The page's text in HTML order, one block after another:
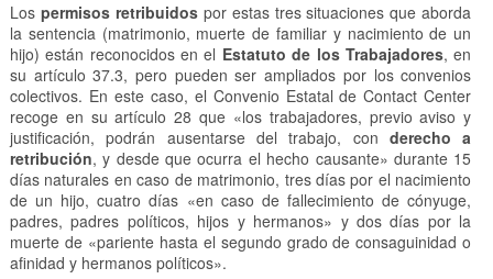
Los permisos retribuidospor estas tres situaciones que aborda
la sentencia (matrimonio, muerte de familiar y nacimiento de un
hijo) están reconocidos en el Estatuto de los Trabajadores, en
su artículo 37.3, pero pueden ser ampliados por los convenios
colectivos. En este caso, el Convenio Estatal de Contact Center
recoge en su artículo 28 que «los trabajadores, previo aviso y
justificación, podrán ausentarse del trabajo, con derecho a
retribución, y desde que ocurra el hecho causante» durante 15
días naturales en caso de matrimonio, tres días por el nacimiento
de un hijo, cuatro días «en caso de fallecimiento de cónyuge,
padres, padres políticos, hijos y hermanos» y dos días por la
muerte de «pariente hasta el segundo grado de consaguinidad o
afinidad y hermanos políticos».